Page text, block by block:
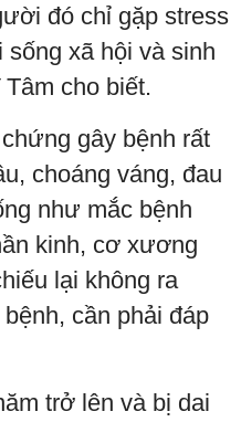
đó chỉ gặp stress
xã hội và sinh
cho biết.
gây bệnh rất
choáng váng, đau
như mắc bệnh
kinh, cơ xương
lại không ra
cần phải đáp
trở lên và bị dai